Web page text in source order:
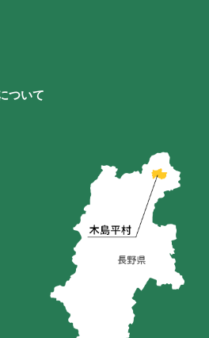
ついて